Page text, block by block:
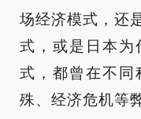
场经济模式，还
式，或是日本为
式，都曾在不同
殊、经济危机等